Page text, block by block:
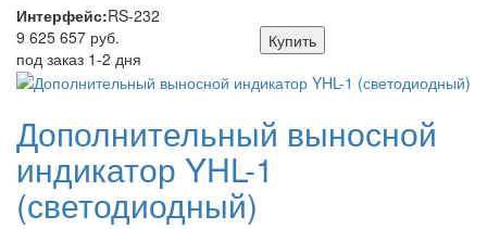
Интерфейс:RS-232
9 625 657 руб.
под заказ 1-2 дня
Купить
Дополнительный выносной
индикатор YHL-1
(светодиодный)